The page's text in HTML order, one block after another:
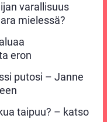
varallisuus
mielessä?
eron
putosi – Janne
taipuu? – katso